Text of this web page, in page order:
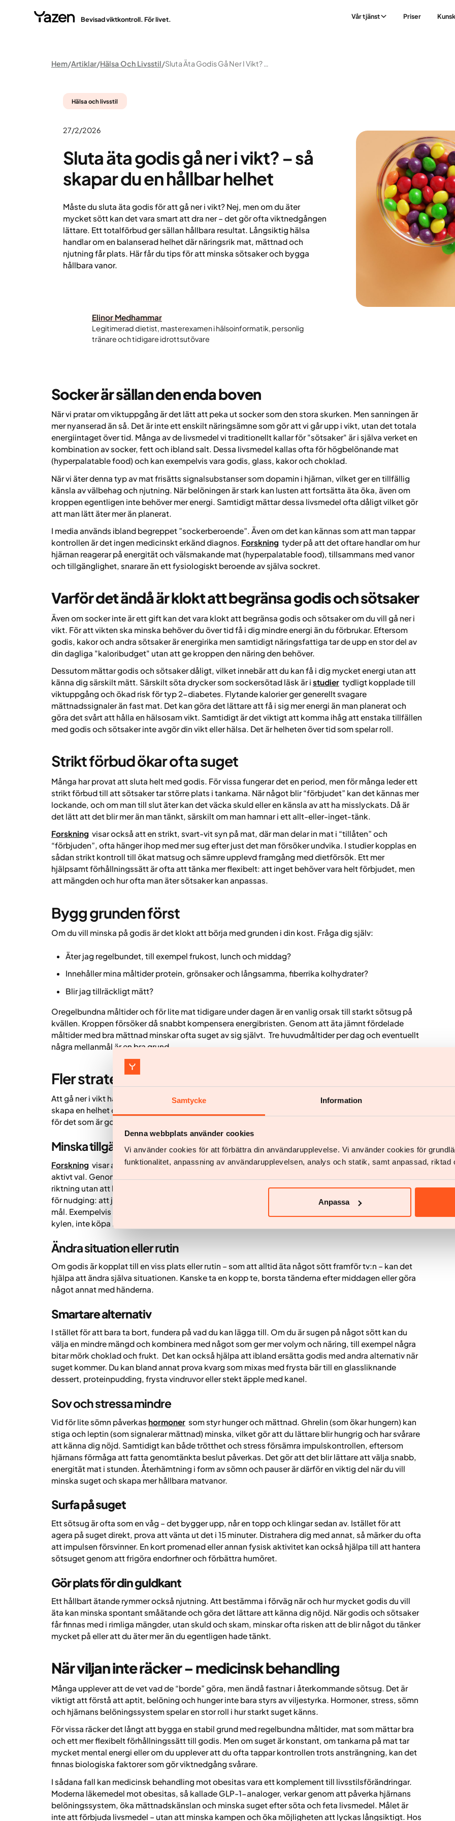
Samtycke Information
Denna webbplats använder cookies
Vi använder cookies för att förbättra din användarupplevelse. Vi använder cookies för
funktionalitet, anpassning av användarupplevelsen, analys och statik, samt anpassad, riktad
Anpassa
Bevisad viktkontroll. För livet. Vår tjänst Priser
Hem Artiklar Hälsa Och Livsstil Sluta Äta Godis Gå Ner I Vikt? – Så Skapar Du En Hållbar Helhet
Hälsa och livsstil
27/2/2026
Sluta äta godis gå ner i vikt? – så
skapar du en hållbar helhet
Måste du sluta äta godis för att gå ner i vikt? Nej, men om du äter
mycket sött kan det vara smart att dra ner – det gör ofta viktnedgången
lättare. Ett totalförbud ger sällan hållbara resultat. Långsiktig hälsa
handlar om en balanserad helhet där näringsrik mat, mättnad och
njutning får plats. Här får du tips för att minska sötsaker och bygga
hållbara vanor.
Elinor Medhammar
Legitimerad dietist, masterexamen i hälsoinformatik, personlig
tränare och tidigare idrottsutövare
Socker är sällan den enda boven
När vi pratar om viktuppgång är det lätt att peka ut socker som den stora skurken. Men sanningen är
mer nyanserad än så. Det är inte ett enskilt näringsämne som gör att vi går upp i vikt, utan det totala
energiintaget över tid. Många av de livsmedel vi traditionellt kallar för "sötsaker" är i själva verket en
kombination av socker, fett och ibland salt. Dessa livsmedel kallas ofta förhögbelönande mat
(hyperpalatable food) och kan exempelvis vara godis, glass, kakor och choklad.
När vi äter denna typ av mat frisätts signalsubstanser som dopamin i hjärnan, vilket ger en tillfällig
känsla av välbehag och njutning. När belöningen är stark kan lusten att fortsätta äta öka, även om
kroppen egentligen inte behöver mer energi. Samtidigt mättar dessa livsmedel ofta dåligt vilket gör
att man lätt äter mer än planerat.
I media används ibland begreppet ”sockerberoende”. Även om det kan kännas som att man tappar
kontrollen är det ingen medicinskt erkänd diagnos. Forskning tyder på att det oftare handlar om hur
hjärnan reagerar på energität och välsmakande mat (hyperpalatable food), tillsammans med vanor
och tillgänglighet, snarare än ett fysiologiskt beroende av själva sockret.
Varför det ändå är klokt att begränsa godis och sötsaker
Även om socker inte är ett gift kan det vara klokt att begränsa godis och sötsaker om du vill gå ner i
vikt. För att vikten ska minska behöver du över tid få i dig mindre energi än du förbrukar. Eftersom
godis, kakor och andra sötsaker är energirika men samtidigt näringsfattiga tar de upp en stor del av
din dagliga "kaloribudget" utan att ge kroppen den näring den behöver.
Dessutom mättar godis och sötsaker dåligt, vilket innebär att du kan få i dig mycket energi utan att
känna dig särskilt mätt. Särskilt söta drycker som sockersötad läsk är i studier tydligt kopplade till
viktuppgång och ökad risk för typ 2-diabetes. Flytande kalorier ger generellt svagare
mättnadssignaler än fast mat. Det kan göra det lättare att få i sig mer energi än man planerat och
göra det svårt att hålla en hälsosam vikt. Samtidigt är det viktigt att komma ihåg att enstaka tillfällen
med godis och sötsaker inte avgör din vikt eller hälsa. Det är helheten över tid som spelar roll.
Strikt förbud ökar ofta suget
Många har provat att sluta helt med godis. För vissa fungerar det en period, men för många leder ett
strikt förbud till att sötsaker tar större plats i tankarna. När något blir “förbjudet” kan det kännas mer
lockande, och om man till slut äter kan det väcka skuld eller en känsla av att ha misslyckats. Då är
det lätt att det blir mer än man tänkt, särskilt om man hamnar i ett allt-eller-inget-tänk.
Forskning visar också att en strikt, svart-vit syn på mat, där man delar in mat i “tillåten” och
“förbjuden”, ofta hänger ihop med mer sug efter just det man försöker undvika. I studier kopplas en
sådan strikt kontroll till ökat matsug och sämre upplevd framgång med dietförsök. Ett mer
hjälpsamt förhållningssätt är ofta att tänka mer flexibelt: att inget behöver vara helt förbjudet, men
att mängden och hur ofta man äter sötsaker kan anpassas.
Bygg grunden först
Om du vill minska på godis är det klokt att börja med grunden i din kost. Fråga dig själv:
Äter jag regelbundet, till exempel frukost, lunch och middag?
Innehåller mina måltider protein, grönsaker och långsamma, fiberrika kolhydrater?
Blir jag tillräckligt mätt?
Oregelbundna måltider och för lite mat tidigare under dagen är en vanlig orsak till starkt sötsug på
kvällen. Kroppen försöker då snabbt kompensera energibristen. Genom att äta jämnt fördelade
måltider med bra mättnad minskar ofta suget av sig självt. Tre huvudmåltider per dag och eventuellt
några mellanmål är en bra grund.
Fler strategier som kan hjälpa
Att gå ner i vikt handlar sällan om att “sluta äta godis” som en isolerad åtgärd. Det handlar om att
skapa en helhet där majoriteten av maten ger näring och mättnad, samtidigt som det finns utrymme
för det som är gott. Här är några tips och råd som många upplever fungerar:
Minska tillgängligheten
Forskning visar att vi äter mer av mat som är synlig och lättillgänglig, och mindre när den kräver ett
aktivt val. Genom att göra små förändringar i vad som är lättillgängligt kan du hjälpa dig själv i rätt
riktning utan att behöva förlita dig på viljestyrka i varje situation. Inom beteendevetenskap kallas det
förnudging: att justera miljön så att det blir lite enklare att välja sådant som ligger i linje med dina
mål. Exempelvis ställa fram en skål med frukt, förbereda näringsrika mellanmål och ha dem synliga i
kylen, inte köpa hem godis, köpa mindre förpackningar eller förvara sötsaker i ett skåp.
Ändra situation eller rutin
Om godis är kopplat till en viss plats eller rutin – som att alltid äta något sött framför tv:n – kan det
hjälpa att ändra själva situationen. Kanske ta en kopp te, borsta tänderna efter middagen eller göra
något annat med händerna.
Smartare alternativ
I stället för att bara ta bort, fundera på vad du kan lägga till. Om du är sugen på något sött kan du
välja en mindre mängd och kombinera med något som ger mer volym och näring, till exempel några
bitar mörk choklad och frukt. Det kan också hjälpa att ibland ersätta godis med andra alternativ när
suget kommer. Du kan bland annat prova kvarg som mixas med frysta bär till en glassliknande
dessert, proteinpudding, frysta vindruvor eller stekt äpple med kanel.
Sov och stressa mindre
Vid för lite sömn påverkas hormoner som styr hunger och mättnad. Ghrelin (som ökar hungern) kan
stiga och leptin (som signalerar mättnad) minska, vilket gör att du lättare blir hungrig och har svårare
att känna dig nöjd. Samtidigt kan både trötthet och stress försämra impulskontrollen, eftersom
hjärnans förmåga att fatta genomtänkta beslut påverkas. Det gör att det blir lättare att välja snabb,
energität mat i stunden. Återhämtning i form av sömn och pauser är därför en viktig del när du vill
minska suget och skapa mer hållbara matvanor.
Surfa på suget
Ett sötsug är ofta som en våg – det bygger upp, når en topp och klingar sedan av. Istället för att
agera på suget direkt, prova att vänta ut det i 15 minuter. Distrahera dig med annat, så märker du ofta
att impulsen försvinner. En kort promenad eller annan fysisk aktivitet kan också hjälpa till att hantera
sötsuget genom att frigöra endorfiner och förbättra humöret.
Gör plats för din guldkant
Ett hållbart ätande rymmer också njutning. Att bestämma i förväg när och hur mycket godis du vill
äta kan minska spontant småätande och göra det lättare att känna dig nöjd. När godis och sötsaker
får finnas med i rimliga mängder, utan skuld och skam, minskar ofta risken att de blir något du tänker
mycket på eller att du äter mer än du egentligen hade tänkt.
När viljan inte räcker – medicinsk behandling
Många upplever att de vet vad de “borde” göra, men ändå fastnar i återkommande sötsug. Det är
viktigt att förstå att aptit, belöning och hunger inte bara styrs av viljestyrka. Hormoner, stress, sömn
och hjärnans belöningssystem spelar en stor roll i hur starkt suget känns.
För vissa räcker det långt att bygga en stabil grund med regelbundna måltider, mat som mättar bra
och ett mer flexibelt förhållningssätt till godis. Men om suget är konstant, om tankarna på mat tar
mycket mental energi eller om du upplever att du ofta tappar kontrollen trots ansträngning, kan det
finnas biologiska faktorer som gör viktnedgång svårare.
I sådana fall kan medicinsk behandling mot obesitas vara ett komplement till livsstilsförändringar.
Moderna läkemedel mot obesitas, så kallade GLP-1-analoger, verkar genom att påverka hjärnans
belöningssystem, öka mättnadskänslan och minska suget efter söta och feta livsmedel. Målet är
inte att förbjuda livsmedel – utan att minska kampen och öka möjligheten att lyckas långsiktigt. Hos